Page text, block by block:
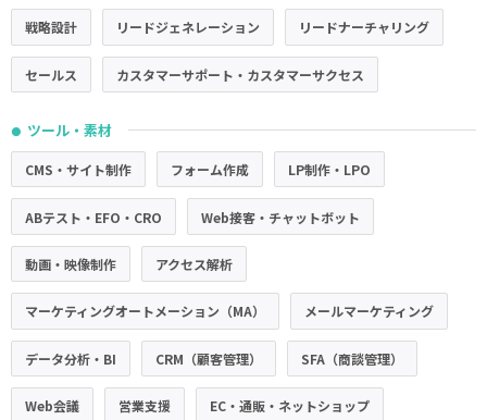
戦略設計 リードジェネレーション リードナーチャリング
セールス カスタマーサポート・カスタマーサクセス
● ツール・素材
CMS・サイト制作 フォーム作成 LP制作・LPO
ABテスト・EFO・CRO Web接客・チャットボット
動画・映像制作 アクセス解析
マーケティングオートメーション（MA） メールマーケティング
データ分析・BI CRM（顧客管理） SFA（商談管理）
Web会議 営業支援 EC・通販・ネットショップ